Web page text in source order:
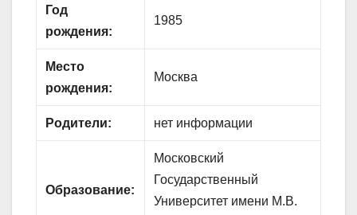
Год
рождения:
1985
Место
рождения:
Москва
Родители: нет информации
Образование:
Московский
Государственный
Университет имени М.В.